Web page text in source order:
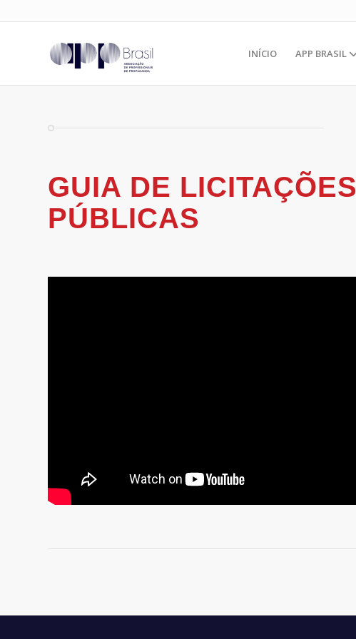
INÍCIO APP BRASIL
GUIA DE LICITAÇÕES
PÚBLICAS